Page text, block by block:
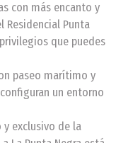
con más encanto y
Residencial Punta
que puedes
paseo marítimo y
un entorno
y exclusivo de la